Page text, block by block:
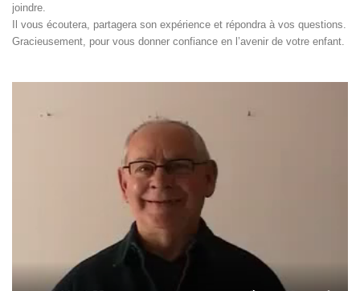
joindre.
Il vous écoutera, partagera son expérience et répondra à vos questions.
Gracieusement, pour vous donner confiance en l’avenir de votre enfant.